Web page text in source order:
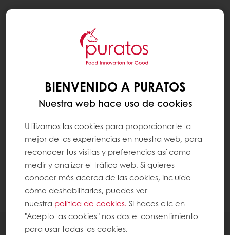
¿PUEDO CAMBIAR LA DIRECCIÓN DE
CORREO ELECTRÓNICO DE MI CUENTA
MYPURATOS?
electrónico, debe contactar a nuestro
servicio al cliente. Eliminaremos la cuenta
antigua y podrá registrarse nuevamente
como ""cliente existente"". Los datos
permanecerán sin cambios en su nueva
cuenta.
BIENVENIDO A PURATOS
Nuestra web hace uso de cookies
Utilizamos las cookies para proporcionarte la
mejor de las experiencias en nuestra web, para
reconocer tus visitas y preferencias así como
medir y analizar el tráfico web. Si quieres
conocer más acerca de las cookies, incluído
cómo deshabilitarlas, puedes ver
nuestra política de cookies. Si haces clic en
"Acepto las cookies" nos das el consentimiento
para usar todas las cookies.
Productos